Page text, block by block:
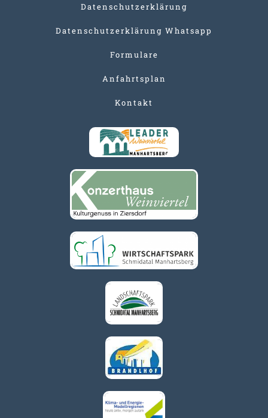
Datenschutzerklärung
Datenschutzerklärung Whatsapp
Formulare
Anfahrtsplan
Kontakt